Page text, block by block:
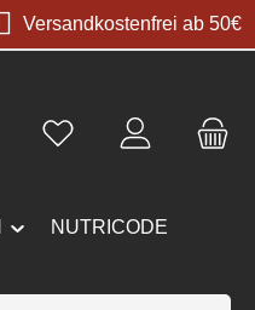
Versandkostenfrei ab 50€
NUTRICODE